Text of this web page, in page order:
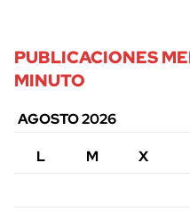
PUBLICACIONES
MINUTO
AGOSTO 2026
L
M X